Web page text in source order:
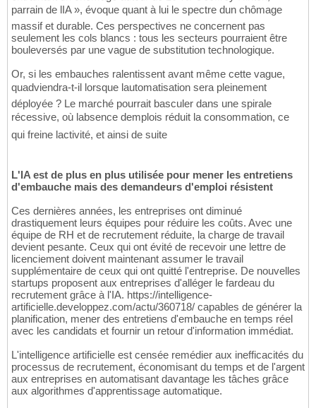
parrain de lIA », évoque quant à lui le spectre dun chômage
massif et durable. Ces perspectives ne concernent pas
seulement les cols blancs : tous les secteurs pourraient être
bouleversés par une vague de substitution technologique.
Or, si les embauches ralentissent avant même cette vague,
quadviendra-t-il lorsque lautomatisation sera pleinement
déployée ? Le marché pourrait basculer dans une spirale
récessive, où labsence demplois réduit la consommation, ce
qui freine lactivité, et ainsi de suite
L'IA est de plus en plus utilisée pour mener les entretiens
d'embauche mais des demandeurs d'emploi résistent
Ces dernières années, les entreprises ont diminué
drastiquement leurs équipes pour réduire les coûts. Avec une
équipe de RH et de recrutement réduite, la charge de travail
devient pesante. Ceux qui ont évité de recevoir une lettre de
licenciement doivent maintenant assumer le travail
supplémentaire de ceux qui ont quitté l'entreprise. De nouvelles
startups proposent aux entreprises d'alléger le fardeau du
recrutement grâce à l'IA. https://intelligence-
artificielle.developpez.com/actu/360718/ capables de générer la
planification, mener des entretiens d'embauche en temps réel
avec les candidats et fournir un retour d'information immédiat.
L'intelligence artificielle est censée remédier aux inefficacités du
processus de recrutement, économisant du temps et de l'argent
aux entreprises en automatisant davantage les tâches grâce
aux algorithmes d'apprentissage automatique.